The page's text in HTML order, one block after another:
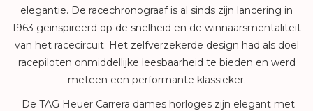
elegantie. De racechronograaf is al sinds zijn lancering in
1963 geïnspireerd op de snelheid en de winnaarsmentaliteit
van het racecircuit. Het zelfverzekerde design had als doel
racepiloten onmiddellijke leesbaarheid te bieden en werd
meteen een performante klassieker.
De TAG Heuer Carrera dames horloges zijn elegant met